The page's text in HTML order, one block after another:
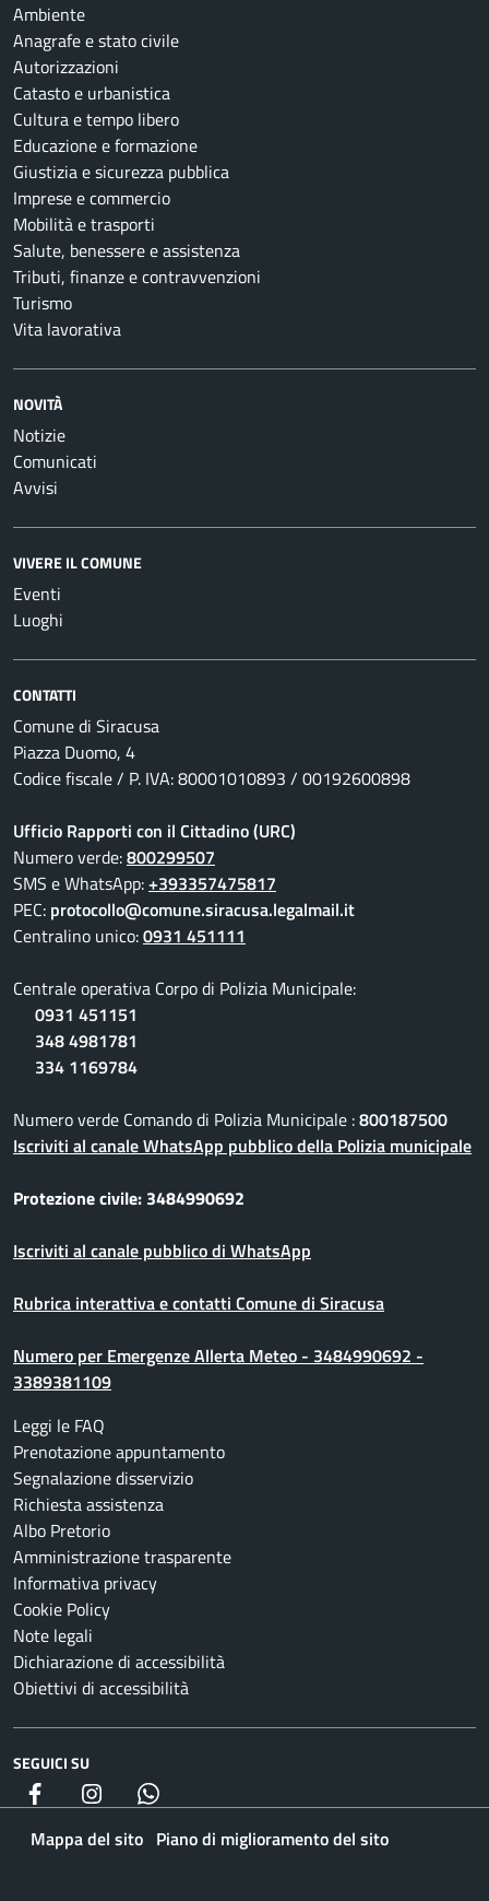
Ambiente
Anagrafe e stato civile
Autorizzazioni
Catasto e urbanistica
Cultura e tempo libero
Educazione e formazione
Giustizia e sicurezza pubblica
Imprese e commercio
Mobilità e trasporti
Salute, benessere e assistenza
Tributi, finanze e contravvenzioni
Turismo
Vita lavorativa
NOVITÀ
Notizie
Comunicati
Avvisi
VIVERE IL COMUNE
Eventi
Luoghi
CONTATTI
Comune di Siracusa
Piazza Duomo, 4
Codice fiscale / P. IVA: 80001010893 / 00192600898
Ufficio Rapporti con il Cittadino (URC)
Numero verde:800299507
SMS e WhatsApp:+393357475817
PEC: protocollo@comune.siracusa.legalmail.it
Centralino unico:0931 451111
Centrale operativa Corpo di Polizia Municipale:
0931 451151
348 4981781
334 1169784
Numero verde Comando di Polizia Municipale :800187500
Iscriviti al canale WhatsApp pubblico della Polizia municipale
Protezione civile: 3484990692
Iscriviti al canale pubblico di WhatsApp
Rubrica interattiva e contatti Comune di Siracusa
Numero per Emergenze Allerta Meteo - 3484990692 -
3389381109
Leggi le FAQ
Prenotazione appuntamento
Segnalazione disservizio
Richiesta assistenza
Albo Pretorio
Amministrazione trasparente
Informativa privacy
Cookie Policy
Note legali
Dichiarazione di accessibilità
Obiettivi di accessibilità
SEGUICI SU
Facebook Instagram
Mappa del sito Piano di miglioramento del sito